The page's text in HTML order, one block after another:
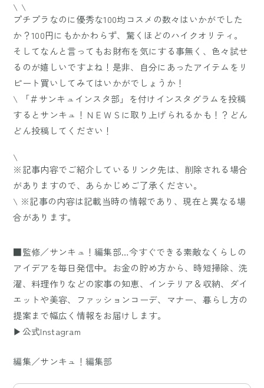
\ \
プチプラなのに優秀な100均コスメの数々はいかがでした
か？100円にもかかわらず、驚くほどのハイクオリティ。
そしてなんと言ってもお財布を気にする事無く、色々試せ
るのが嬉しいですよね！是非、自分にあったアイテムをリ
ピート買いしてみてはいかがでしょうか！
\ 「＃サンキュインスタ部」を付けインスタグラムを投稿
するとサンキュ！ＮＥＷＳに取り上げられるかも！？どん
どん投稿してください！
\
※記事内容でご紹介しているリンク先は、削除される場合
がありますので、あらかじめご了承ください。
\ ※記事の内容は記載当時の情報であり、現在と異なる場
合があります。
■監修／サンキュ！編集部…今すぐできる素敵なくらしの
アイデアを毎日発信中。お金の貯め方から、時短掃除、洗
濯、料理作りなどの家事の知恵、インテリア＆収納、ダイ
エットや美容、ファッションコーデ、マナー、暮らし方の
提案まで幅広く情報をお届けします。
▶公式Instagram
編集／サンキュ！編集部